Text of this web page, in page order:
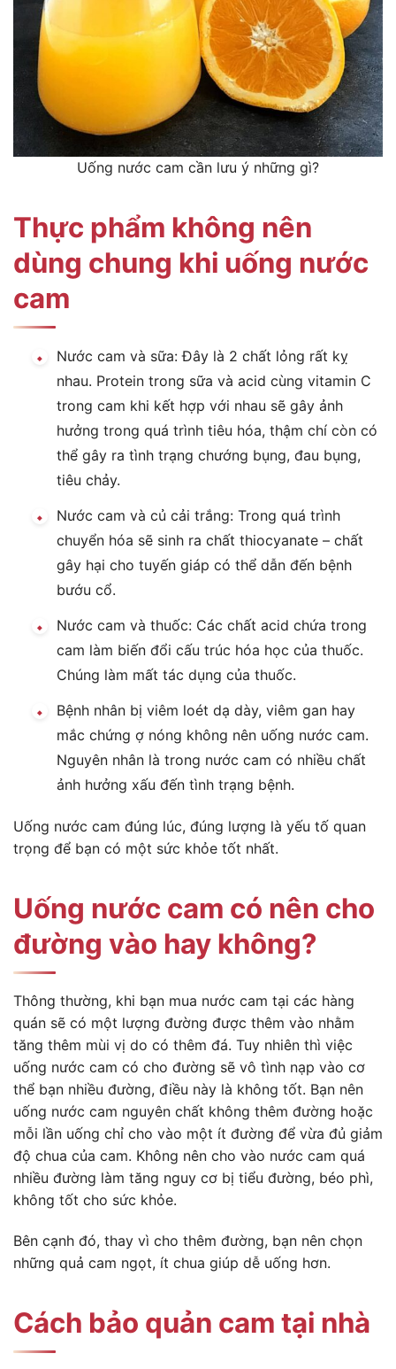
Uống nước cam cần lưu ý những gì?
Thực phẩm không nên
dùng chung khi uống nước
cam
Nước cam và sữa: Đây là 2 chất lỏng rất kỵ
nhau. Protein trong sữa và acid cùng vitamin C
trong cam khi kết hợp với nhau sẽ gây ảnh
hưởng trong quá trình tiêu hóa, thậm chí còn có
thể gây ra tình trạng chướng bụng, đau bụng,
tiêu chảy.
Nước cam và củ cải trắng: Trong quá trình
chuyển hóa sẽ sinh ra chất thiocyanate – chất
gây hại cho tuyến giáp có thể dẫn đến bệnh
bướu cổ.
Nước cam và thuốc: Các chất acid chứa trong
cam làm biến đổi cấu trúc hóa học của thuốc.
Chúng làm mất tác dụng của thuốc.
Bệnh nhân bị viêm loét dạ dày, viêm gan hay
mắc chứng ợ nóng không nên uống nước cam.
Nguyên nhân là trong nước cam có nhiều chất
ảnh hưởng xấu đến tình trạng bệnh.
Uống nước cam đúng lúc, đúng lượng là yếu tố quan
trọng để bạn có một sức khỏe tốt nhất.
Uống nước cam có nên cho
đường vào hay không?
Thông thường, khi bạn mua nước cam tại các hàng
quán sẽ có một lượng đường được thêm vào nhằm
tăng thêm mùi vị do có thêm đá. Tuy nhiên thì việc
uống nước cam có cho đường sẽ vô tình nạp vào cơ
thể bạn nhiều đường, điều này là không tốt. Bạn nên
uống nước cam nguyên chất không thêm đường hoặc
mỗi lần uống chỉ cho vào một ít đường để vừa đủ giảm
độ chua của cam. Không nên cho vào nước cam quá
nhiều đường làm tăng nguy cơ bị tiểu đường, béo phì,
không tốt cho sức khỏe.
Bên cạnh đó, thay vì cho thêm đường, bạn nên chọn
những quả cam ngọt, ít chua giúp dễ uống hơn.
Cách bảo quản cam tại nhà